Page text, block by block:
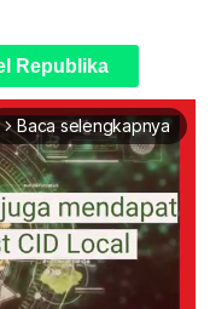
Republika
arrow_forward_ios Baca selengkapnya